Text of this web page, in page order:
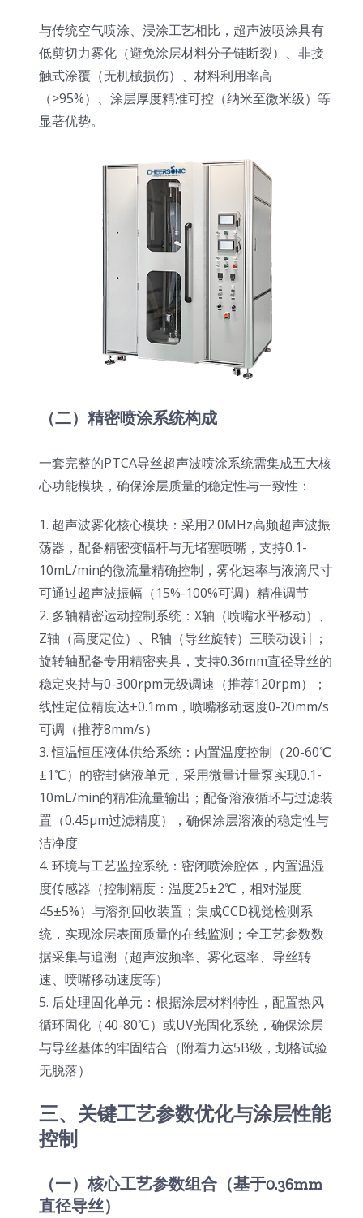
与传统空气喷涂、浸涂工艺相比，超声波喷涂具有
低剪切力雾化（避免涂层材料分子链断裂）、非接
触式涂覆（无机械损伤）、材料利用率高
（>95%）、涂层厚度精准可控（纳米至微米级）等
显著优势。
（二）精密喷涂系统构成
一套完整的PTCA导丝超声波喷涂系统需集成五大核
心功能模块，确保涂层质量的稳定性与一致性：
1. 超声波雾化核心模块：采用2.0MHz高频超声波振
荡器，配备精密变幅杆与无堵塞喷嘴，支持0.1-
10mL/min的微流量精确控制，雾化速率与液滴尺寸
可通过超声波振幅（15%-100%可调）精准调节
2. 多轴精密运动控制系统：X轴（喷嘴水平移动）、
Z轴（高度定位）、R轴（导丝旋转）三联动设计；
旋转轴配备专用精密夹具，支持0.36mm直径导丝的
稳定夹持与0-300rpm无级调速（推荐120rpm）；
线性定位精度达±0.1mm，喷嘴移动速度0-20mm/s
可调（推荐8mm/s）
3. 恒温恒压液体供给系统：内置温度控制（20-60℃
±1℃）的密封储液单元，采用微量计量泵实现0.1-
10mL/min的精准流量输出；配备溶液循环与过滤装
置（0.45μm过滤精度），确保涂层溶液的稳定性与
洁净度
4. 环境与工艺监控系统：密闭喷涂腔体，内置温湿
度传感器（控制精度：温度25±2℃，相对湿度
45±5%）与溶剂回收装置；集成CCD视觉检测系
统，实现涂层表面质量的在线监测；全工艺参数数
据采集与追溯（超声波频率、雾化速率、导丝转
速、喷嘴移动速度等）
5. 后处理固化单元：根据涂层材料特性，配置热风
循环固化（40-80℃）或UV光固化系统，确保涂层
与导丝基体的牢固结合（附着力达5B级，划格试验
无脱落）
三、关键工艺参数优化与涂层性能
控制
（一）核心工艺参数组合（基于0.36mm
直径导丝）